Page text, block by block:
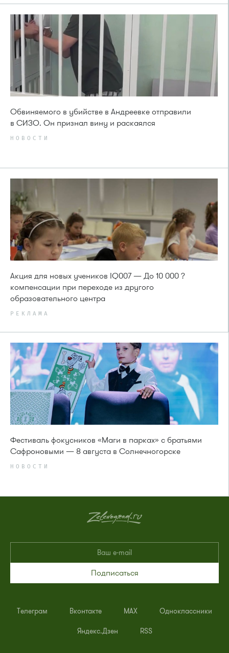
Обвиняемого в убийстве в Андреевке отправили
в СИЗО. Он признал вину и раскаялся
НОВОСТИ
Акция для новых учеников IQ007 — До 10 000 ?
компенсации при переходе из другого
образовательного центра
РЕКЛАМА
Фестиваль фокусников «Маги в парках» с братьями
Сафроновыми — 8 августа в Солнечногорске
НОВОСТИ
Подписаться
Телеграм Вконтакте MAX Одноклассники
Яндекс.Дзен RSS